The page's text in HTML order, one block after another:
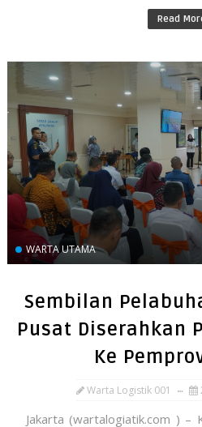
Read
WARTA UTAMA
Sembilan
Pusat Diserahkan
Ke
Warta Logistik 001
Jakarta (wartalogiatik.com ) –